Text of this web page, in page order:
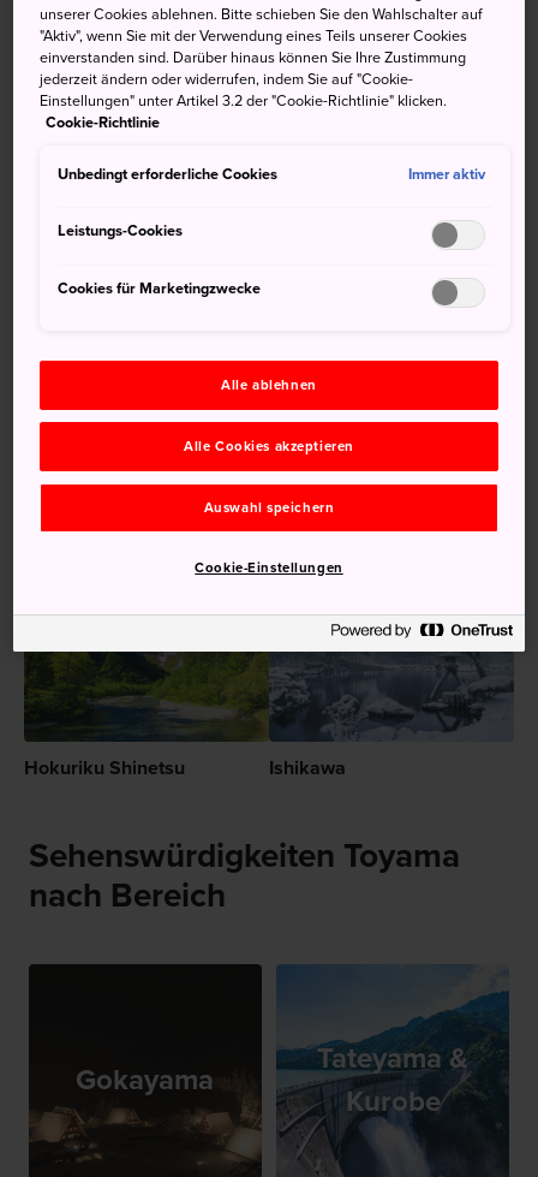
Weitere Informationen
Nicht verpassen
Die Weltkulturerbe-Dörfer Suganuma und
Der Kurobe-Damm, eine beeindruckende
Die hoch aufragenden Schneewälle an der
Alpenroute, die im Frühling eröffnet wird
Wandern in den Tateyama-Bergen und Besuch
eines vulkanischen Kratersees
Hokuriku Shinetsu Ishikawa
Sehenswürdigkeiten Toyama
nach Bereich
Gokayama
Tateyama &
Kurobe
unserer Cookies ablehnen. Bitte schieben Sie den Wahlschalter auf
"Aktiv", wenn Sie mit der Verwendung eines Teils unserer Cookies
einverstanden sind. Darüber hinaus können Sie Ihre Zustimmung
jederzeit ändern oder widerrufen, indem Sie auf "Cookie-
Einstellungen" unter Artikel 3.2 der "Cookie-Richtlinie" klicken.
Cookie-Richtlinie
Unbedingt erforderliche Cookies Immer aktiv
Leistungs-Cookies
Cookies für Marketingzwecke
Alle ablehnen
Alle Cookies akzeptieren
Auswahl speichern
Cookie-Einstellungen